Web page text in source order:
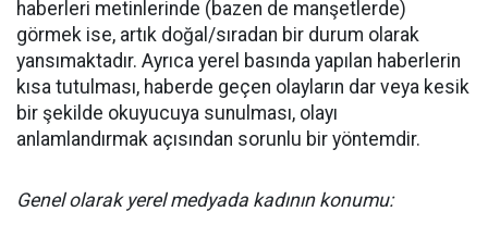
haberleri metinlerinde (bazen de manşetlerde)
görmek ise, artık doğal/sıradan bir durum olarak
yansımaktadır. Ayrıca yerel basında yapılan haberlerin
kısa tutulması, haberde geçen olayların dar veya kesik
bir şekilde okuyucuya sunulması, olayı
anlamlandırmak açısından sorunlu bir yöntemdir.
Genel olarak yerel medyada kadının konumu: